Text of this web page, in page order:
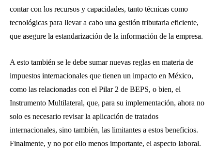
contar con los recursos y capacidades, tanto técnicas como
tecnológicas para llevar a cabo una gestión tributaria eficiente,
que asegure la estandarización de la información de la empresa.
A esto también se le debe sumar nuevas reglas en materia de
impuestos internacionales que tienen un impacto en México,
como las relacionadas con el Pilar 2 de BEPS, o bien, el
Instrumento Multilateral, que, para su implementación, ahora no
solo es necesario revisar la aplicación de tratados
internacionales, sino también, las limitantes a estos beneficios.
Finalmente, y no por ello menos importante, el aspecto laboral.